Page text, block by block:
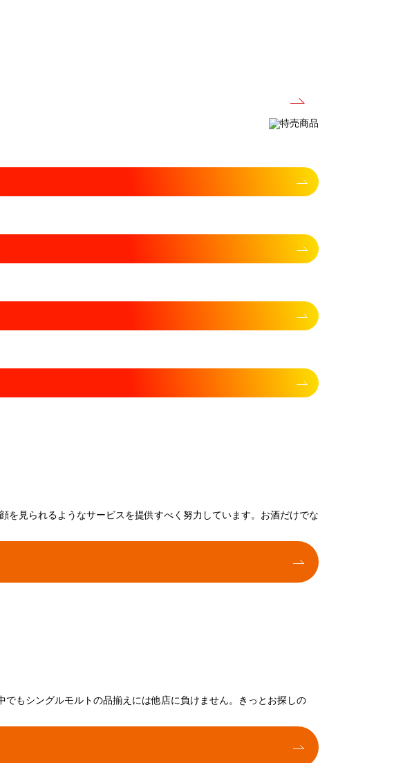
見られるようなサービスを提供すべく努力しています。お酒だけでな
もシングルモルトの品揃えには他店に負けません。きっとお探しの